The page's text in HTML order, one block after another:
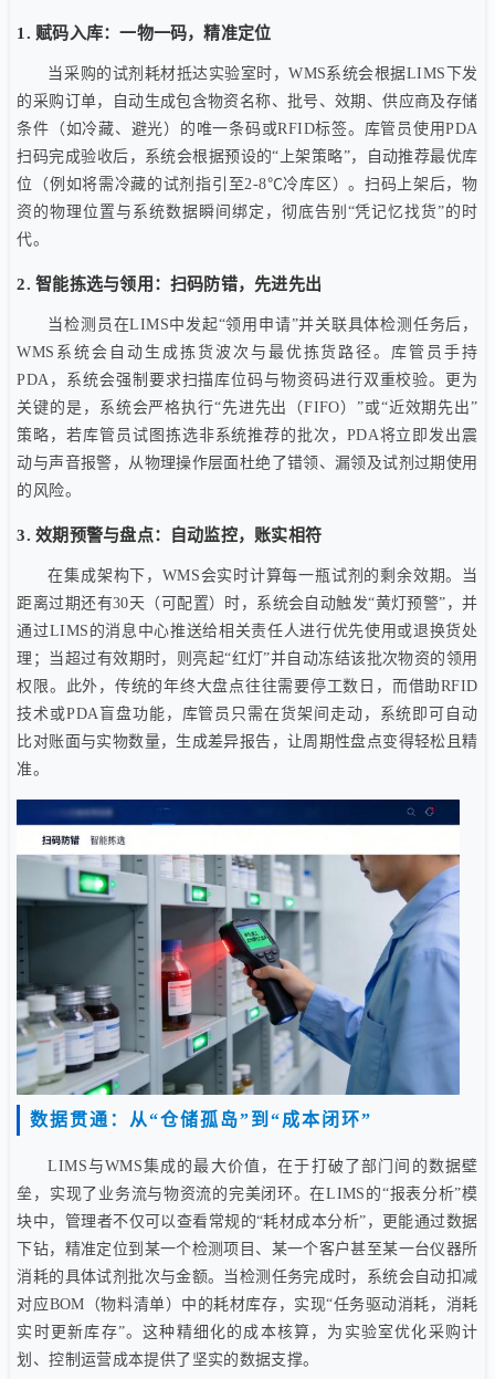
1. 赋码入库：一物一码，精准定位
当采购的试剂耗材抵达实验室时，WMS系统会根据LIMS下发
的采购订单，自动生成包含物资名称、批号、效期、供应商及存储
条件（如冷藏、避光）的唯一条码或RFID标签。库管员使用PDA
扫码完成验收后，系统会根据预设的“上架策略”，自动推荐最优库
位（例如将需冷藏的试剂指引至2-8℃冷库区）。扫码上架后，物
资的物理位置与系统数据瞬间绑定，彻底告别“凭记忆找货”的时
代。
2. 智能拣选与领用：扫码防错，先进先出
当检测员在LIMS中发起“领用申请”并关联具体检测任务后，
WMS系统会自动生成拣货波次与最优拣货路径。库管员手持
PDA，系统会强制要求扫描库位码与物资码进行双重校验。更为
关键的是，系统会严格执行“先进先出（FIFO）”或“近效期先出”
策略，若库管员试图拣选非系统推荐的批次，PDA将立即发出震
动与声音报警，从物理操作层面杜绝了错领、漏领及试剂过期使用
的风险。
3. 效期预警与盘点：自动监控，账实相符
在集成架构下，WMS会实时计算每一瓶试剂的剩余效期。当
距离过期还有30天（可配置）时，系统会自动触发“黄灯预警”，并
通过LIMS的消息中心推送给相关责任人进行优先使用或退换货处
理；当超过有效期时，则亮起“红灯”并自动冻结该批次物资的领用
权限。此外，传统的年终大盘点往往需要停工数日，而借助RFID
技术或PDA盲盘功能，库管员只需在货架间走动，系统即可自动
比对账面与实物数量，生成差异报告，让周期性盘点变得轻松且精
准。
数据贯通：从“仓储孤岛”到“成本闭环”
LIMS与WMS集成的最大价值，在于打破了部门间的数据壁
垒，实现了业务流与物资流的完美闭环。在LIMS的“报表分析”模
块中，管理者不仅可以查看常规的“耗材成本分析”，更能通过数据
下钻，精准定位到某一个检测项目、某一个客户甚至某一台仪器所
消耗的具体试剂批次与金额。当检测任务完成时，系统会自动扣减
对应BOM（物料清单）中的耗材库存，实现“任务驱动消耗，消耗
实时更新库存”。这种精细化的成本核算，为实验室优化采购计
划、控制运营成本提供了坚实的数据支撑。